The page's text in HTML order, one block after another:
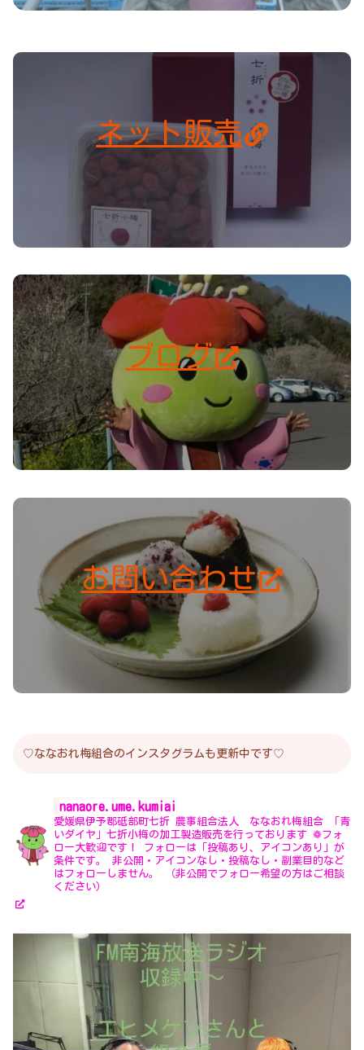
ネット販売
ブログ
お問い合わせ
♡ななおれ梅組合のインスタグラムも更新中です♡
nanaore.ume.kumiai
愛媛県伊予郡砥部町七折 農事組合法人 ななおれ梅組合 「青
いダイヤ」七折小梅の加工製造販売を行っております ❁フォ
ロー大歓迎です！
フォローは「投稿あり、アイコンあり」が
条件です。
非公開・アイコンなし・投稿なし・副業目的など
はフォローしません。
（非公開でフォロー希望の方はご相談
ください）